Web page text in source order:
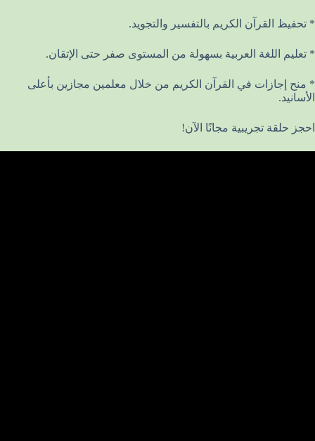
* تحفيظ القرآن الكريم بالتفسير والتجويد.
* تعليم اللغة العربية بسهولة من المستوى صفر حتى الإتقان.
* منح إجازات في القرآن الكريم من خلال معلمين مجازين بأعلى
الأسانيد.
احجز حلقة تجريبية مجانًا الآن!